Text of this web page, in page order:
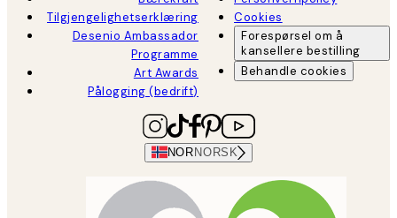
Tilgjengelighetserklæring
Desenio Ambassador
Programme
Art Awards
Pålogging (bedrift)
Cookies
Forespørsel om å
kansellere bestilling
Behandle cookies
NOR NORSK